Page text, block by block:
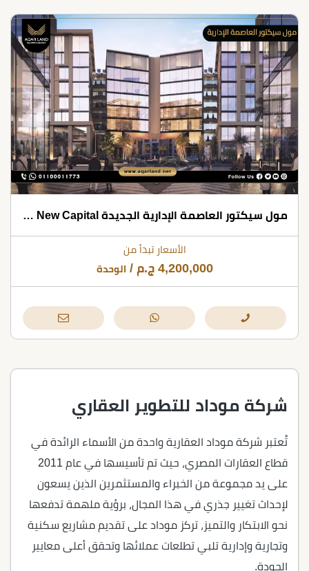
مول سيكتور العاصمة الإدارية الجديدة Mall Sector New Capital شركة موداد للتطوير العقاري
الأسعار تبدأ من
4,200,000 ج.م / الوحدة
شركة موداد للتطوير العقاري
تُعتبر شركة موداد العقارية واحدة من الأسماء الرائدة في
قطاع العقارات المصري، حيث تم تأسيسها في عام 2011
على يد مجموعة من الخبراء والمستثمرين الذين يسعون
لإحداث تغيير جذري في هذا المجال، برؤية ملهمة تدفعها
نحو الابتكار والتميز، تركز موداد على تقديم مشاريع سكنية
وتجارية وإدارية تلبي تطلعات عملائها وتحقق أعلى معايير
الجودة.